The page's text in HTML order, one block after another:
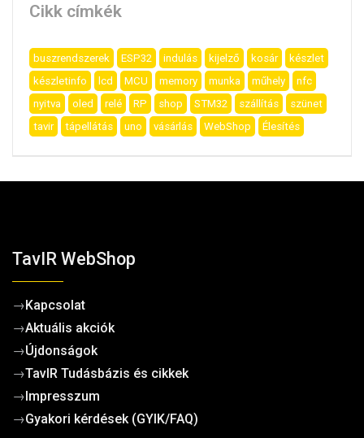
Cikk címkék
buszrendszerek ESP32 indulás kijelző kosár
készlet
készletinfo
lcd MCU memory munka műhely
nfc
nyitva
oled relé RP shop STM32 szállítás
szünet
tavir
tápellátás uno vásárlás WebShop Élesítés
TavIR WebShop
→Kapcsolat
→Aktuális akciók
→Újdonságok
→TavIR Tudásbázis és cikkek
→Impresszum
→Gyakori kérdések (GYIK/FAQ)